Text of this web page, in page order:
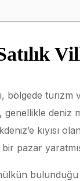
bölgede
genellikle deniz
kıyısı
pazar